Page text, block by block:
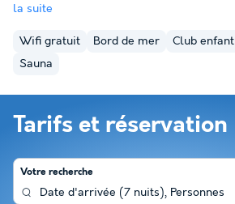
la suite
Wifi gratuit Bord de mer Club enfant
Sauna
Tarifs et réservation
Votre recherche
Date d'arrivée (7 nuits), Personnes